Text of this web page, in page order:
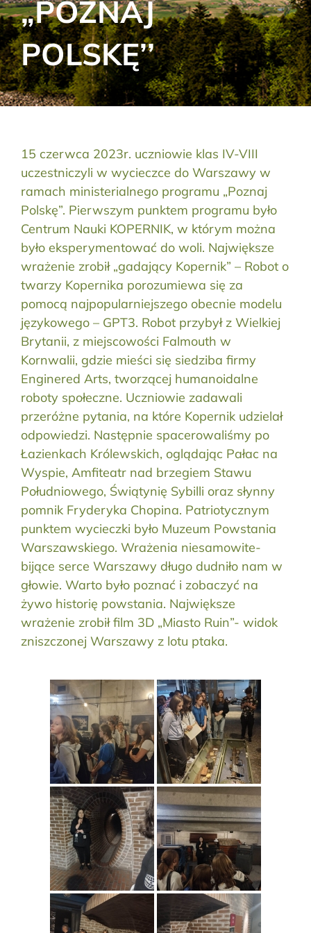
Aktualności
Kontakt
RODO
„POZNAJ
POLSKĘ’’
15 czerwca 2023r. uczniowie klas IV-VIII
uczestniczyli w wycieczce do Warszawy w
ramach ministerialnego programu „Poznaj
Polskę”. Pierwszym punktem programu było
Centrum Nauki KOPERNIK, w którym można
było eksperymentować do woli. Największe
wrażenie zrobił „gadający Kopernik” – Robot o
twarzy Kopernika porozumiewa się za
pomocą najpopularniejszego obecnie modelu
językowego – GPT3. Robot przybył z Wielkiej
Brytanii, z miejscowości Falmouth w
Kornwalii, gdzie mieści się siedziba firmy
Enginered Arts, tworzącej humanoidalne
roboty społeczne. Uczniowie zadawali
przeróżne pytania, na które Kopernik udzielał
odpowiedzi. Następnie spacerowaliśmy po
Łazienkach Królewskich, oglądając Pałac na
Wyspie, Amfiteatr nad brzegiem Stawu
Południowego, Świątynię Sybilli oraz słynny
pomnik Fryderyka Chopina. Patriotycznym
punktem wycieczki było Muzeum Powstania
Warszawskiego. Wrażenia niesamowite-
bijące serce Warszawy długo dudniło nam w
głowie. Warto było poznać i zobaczyć na
żywo historię powstania. Największe
wrażenie zrobił film 3D „Miasto Ruin”- widok
zniszczonej Warszawy z lotu ptaka.